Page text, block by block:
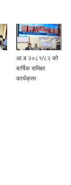
आ.ब २०८१/८२ को
बार्षिक समिक्षा
कार्यक्रम